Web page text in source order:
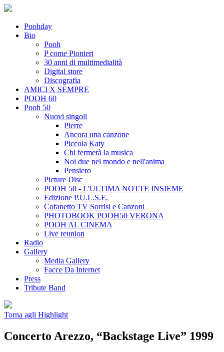
Poohday
Bio
Pooh
P come Pionieri
30 anni di multimedialità
Digital store
Discografia
AMICI X SEMPRE
POOH 60
Pooh 50
Nuovi singoli
Pierre
Ancora una canzone
Piccola Katy
Chi fermerà la musica
Noi due nel mondo e nell'anima
Pensiero
Picture Disc
POOH 50 - L'ULTIMA NOTTE INSIEME
Edizione P.U.L.S.E.
Cofanetto TV Sorrisi e Canzoni
PHOTOBOOK POOH50 VERONA
POOH AL CINEMA
Live reunion
Radio
Gallery
Media Gallery
Facce Da Internet
Press
Tribute Band
Torna agli Highlight
Concerto Arezzo, “Backstage Live” 1999